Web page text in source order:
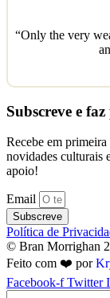
“Only the very
Subscreve e
Recebe em
novidades culturais
apoio!
Email
Subscreve
Política de
© Bran Morrighan
Feito com ❤️ por
Facebook-f Twitter